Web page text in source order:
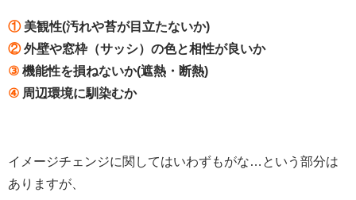
① 美観性(汚れや苔が目立たないか)
② 外壁や窓枠（サッシ）の色と相性が良いか
③ 機能性を損ねないか(遮熱・断熱)
④ 周辺環境に馴染むか
イメージチェンジに関してはいわずもがな…という部分は
ありますが、